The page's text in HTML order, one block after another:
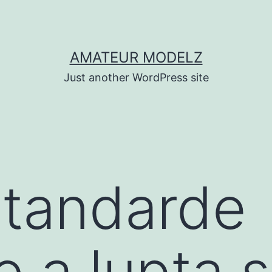
AMATEUR MODELZ
Just another WordPress site